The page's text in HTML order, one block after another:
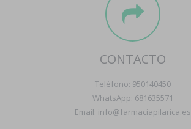
CONTACTO
Teléfono: 950140450
WhatsApp: 681635571
Email: info@farmaciapilarica.es